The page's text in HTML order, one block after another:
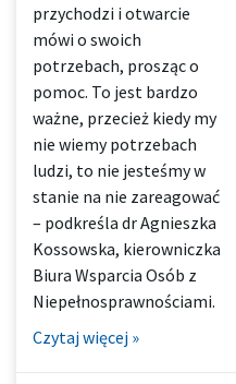
przychodzi i otwarcie
mówi o swoich
potrzebach, prosząc o
pomoc. To jest bardzo
ważne, przecież kiedy my
nie wiemy potrzebach
ludzi, to nie jesteśmy w
stanie na nie zareagować
– podkreśla dr Agnieszka
Kossowska, kierowniczka
Biura Wsparcia Osób z
Niepełnosprawnościami.
Czytaj więcej »